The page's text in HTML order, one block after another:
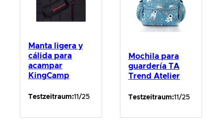
Manta ligera y
cálida para
acampar
KingCamp
Testzeitraum:11/25
Mochila para
guardería TA
Trend Atelier
Testzeitraum:11/25